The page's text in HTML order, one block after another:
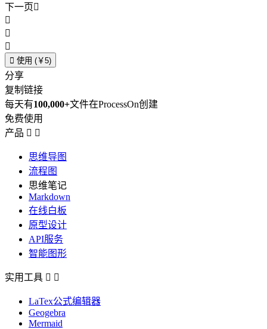
下一页



 使用 (￥5)
分享
复制链接
每天有100,000+文件在ProcessOn创建
免费使用
产品  
思维导图
流程图
思维笔记
Markdown
在线白板
原型设计
API服务
智能图形
实用工具  
LaTex公式编辑器
Geogebra
Mermaid